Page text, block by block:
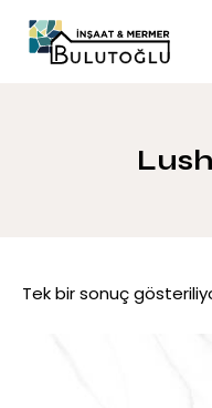
Tek bir sonuç